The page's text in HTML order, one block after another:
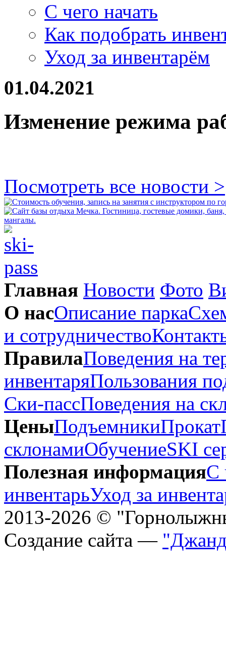
С чего начать
Как подобрать
Уход за инвентарём
01.04.2021
Изменение режима
Посмотреть все новости >
Главная Новости Фото
О насОписание парка
и сотрудничество
ПравилаПоведения на
инвентаряПользования
Ски-пассПоведения на
ЦеныПодъемникиПрокат
склонамиОбучениеSKI
Полезная информацияС
инвентарьУход за
2013-2026 ©
Создание сайта —